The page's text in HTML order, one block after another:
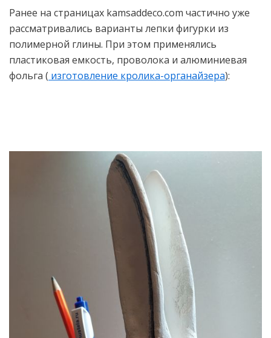
Ранее на страницах kamsaddeco.com частично уже
рассматривались варианты лепки фигурки из
полимерной глины. При этом применялись
пластиковая емкость, проволока и алюминиевая
фольга ( изготовление кролика-органайзера):